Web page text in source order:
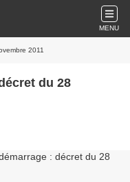
MENU
2011
du 28